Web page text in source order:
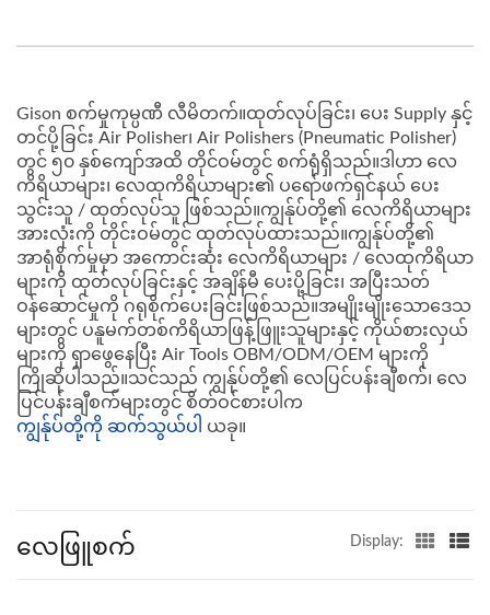
Gison စက်မှုကုမ္ပဏီ လီမိတက်။ထုတ်လုပ်ခြင်း၊ ပေး Supply နှင့်
တင်ပို့ခြင်း Air Polisher၊ Air Polishers (Pneumatic Polisher)
တွင် ၅၀ နှစ်ကျော်အထိ တိုင်ဝမ်တွင် စက်ရုံရှိသည်။ဒါဟာ လေ
ကိရိယာများ၊ လေထုကိရိယာများ၏ ပရော်ဖက်ရှင်နယ် ပေး
သွင်းသူ / ထုတ်လုပ်သူ ဖြစ်သည်။ကျွန်ုပ်တို့၏ လေကိရိယာများ
အားလုံးကို တိုင်းဝမ်တွင် ထုတ်လုပ်ထားသည်။ကျွန်ုပ်တို့၏
အာရုံစိုက်မှုမှာ အကောင်းဆုံး လေကိရိယာများ / လေထုကိရိယာ
များကို ထုတ်လုပ်ခြင်းနှင့် အချိန်မီ ပေးပို့ခြင်း၊ အပြီးသတ်
ဝန်ဆောင်မှုကို ဂရုစိုက်ပေးခြင်းဖြစ်သည်။အမျိုးမျိုးသောဒေသ
များတွင် ပနူမက်တစ်ကိရိယာဖြန့်ဖြူးသူများနှင့် ကိုယ်စားလှယ်
များကို ရှာဖွေနေပြီး Air Tools OBM/ODM/OEM များကို
ကြိုဆိုပါသည်။သင်သည် ကျွန်ုပ်တို့၏ လေပြင်ပန်းချီစက်၊ လေ
ပြင်ပန်းချီစက်များတွင် စိတ်ဝင်စားပါက
ကျွန်ုပ်တို့ကို ဆက်သွယ်ပါ
ယခု။
လေဖြူစက် Display: